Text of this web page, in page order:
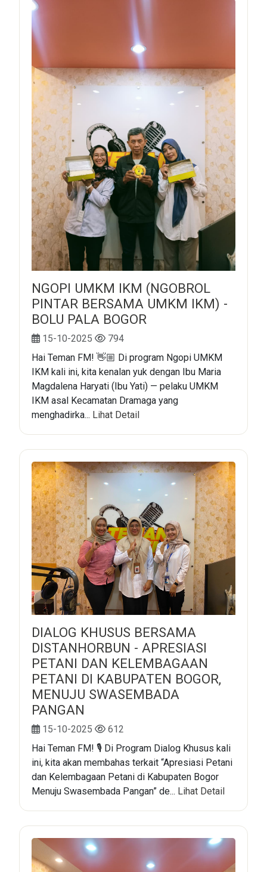
NGOPI UMKM IKM (NGOBROL
PINTAR BERSAMA UMKM IKM) -
BOLU PALA BOGOR
15-10-2025
794
Hai Teman FM! 👋🏼 Di program Ngopi UMKM
IKM kali ini, kita kenalan yuk dengan Ibu Maria
Magdalena Haryati (Ibu Yati) — pelaku UMKM
IKM asal Kecamatan Dramaga yang
menghadirka... Lihat Detail
DIALOG KHUSUS BERSAMA
DISTANHORBUN - APRESIASI
PETANI DAN KELEMBAGAAN
PETANI DI KABUPATEN BOGOR,
MENUJU SWASEMBADA
PANGAN
15-10-2025
612
Hai Teman FM! 🎙️ Di Program Dialog Khusus kali
ini, kita akan membahas terkait “Apresiasi Petani
dan Kelembagaan Petani di Kabupaten Bogor
Menuju Swasembada Pangan” de... Lihat Detail